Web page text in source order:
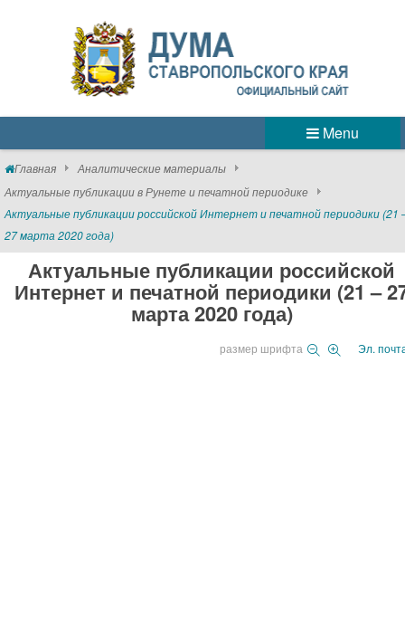
Menu
Главная
Аналитические материалы
Актуальные публикации в Рунете и печатной периодике
Актуальные публикации российской Интернет и печатной периодики (21
27 марта 2020 года)
Актуальные публикации российской
Интернет и печатной периодики (21 –
марта 2020 года)
размер шрифта Эл.